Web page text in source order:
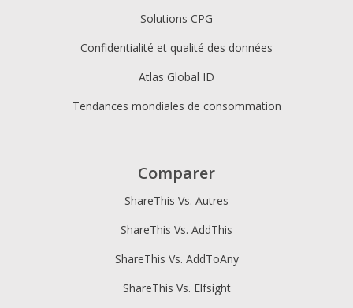
Solutions CPG
Confidentialité et qualité des données
Atlas Global ID
Tendances mondiales de consommation
Comparer
ShareThis Vs. Autres
ShareThis Vs. AddThis
ShareThis Vs. AddToAny
ShareThis Vs. Elfsight